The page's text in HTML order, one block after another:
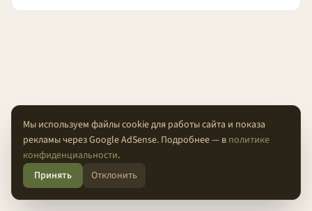
О проектеКонфиденциальность
© 2026 Проходимцы — Там, где кончается асфальт.
Мы используем файлы cookie для работы сайта и показа
рекламы через Google AdSense. Подробнее — в политике
конфиденциальности.
Принять
Отклонить